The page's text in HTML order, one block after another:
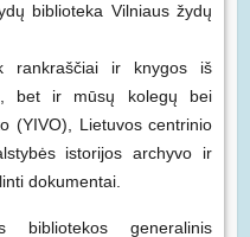
biblioteka Vilniaus žydų
rankraščiai ir knygos iš
bet ir mūsų kolegų bei
(YIVO), Lietuvos centrinio
istorijos archyvo ir
dokumentai.
bibliotekos generalinis